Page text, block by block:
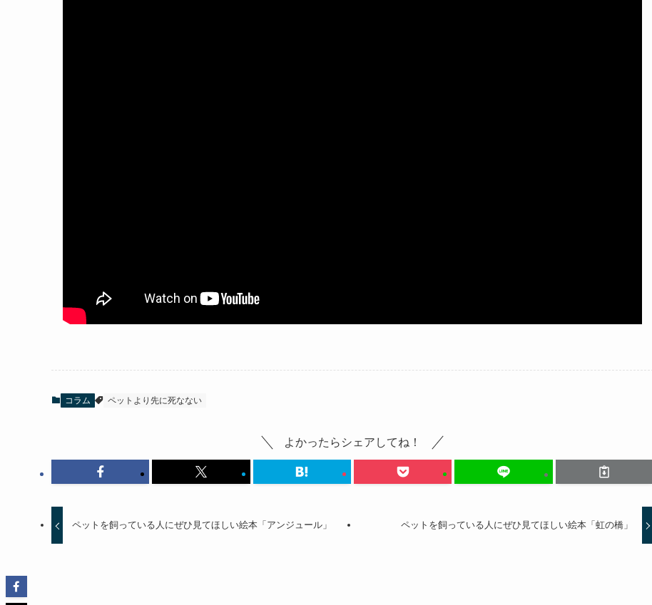
コラム ペットより先に死なない
よかったらシェアしてね！
ペットを飼っている人にぜひ見てほしい絵本「アンジュール」 ペットを飼っている人にぜひ見てほしい絵本「虹の橋」